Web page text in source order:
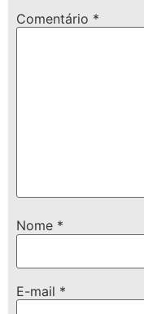
Comentário *
Nome *
E-mail *